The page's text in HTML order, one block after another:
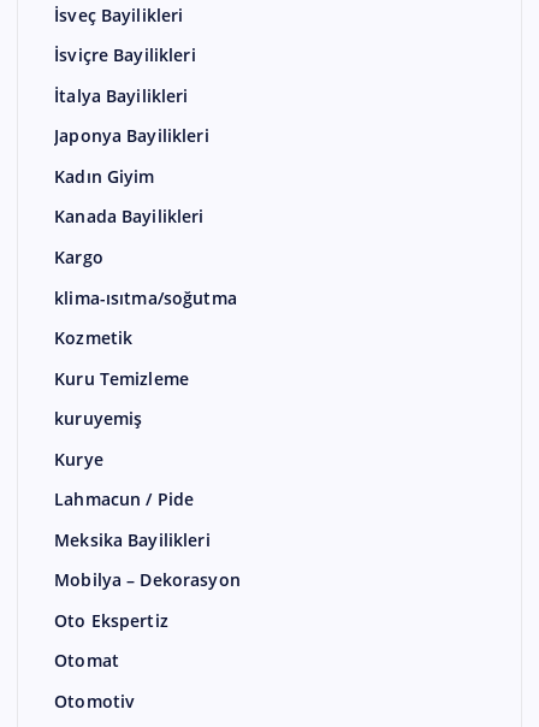
İsveç Bayilikleri
İsviçre Bayilikleri
İtalya Bayilikleri
Japonya Bayilikleri
Kadın Giyim
Kanada Bayilikleri
Kargo
klima-ısıtma/soğutma
Kozmetik
Kuru Temizleme
kuruyemiş
Kurye
Lahmacun / Pide
Meksika Bayilikleri
Mobilya – Dekorasyon
Oto Ekspertiz
Otomat
Otomotiv